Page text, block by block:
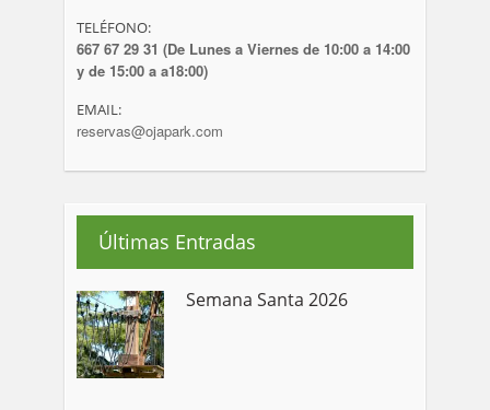
TELÉFONO:
667 67 29 31 (De Lunes a Viernes de 10:00 a 14:00
y de 15:00 a a18:00)
EMAIL:
reservas@ojapark.com
Últimas Entradas
Semana Santa 2026